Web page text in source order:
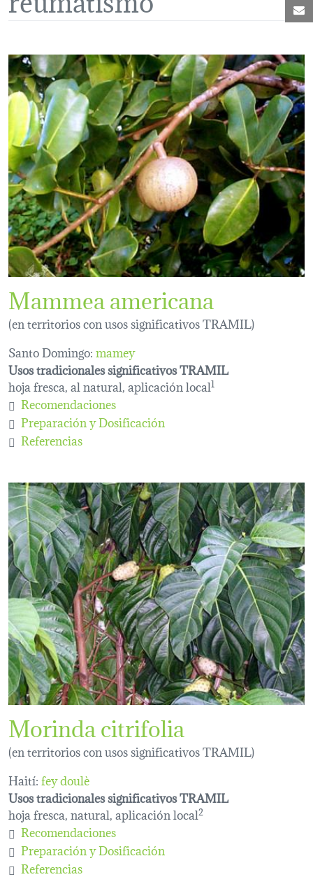
Mammea americana
(en territorios con usos significativos TRAMIL)
Santo Domingo:mamey
Usos tradicionales significativos TRAMIL
hoja fresca, al natural, aplicación local1
Recomendaciones
Preparación y Dosificación
Referencias
Morinda citrifolia
(en territorios con usos significativos TRAMIL)
Haití:fey doulè
Usos tradicionales significativos TRAMIL
hoja fresca, natural, aplicación local2
Recomendaciones
Preparación y Dosificación
Referencias